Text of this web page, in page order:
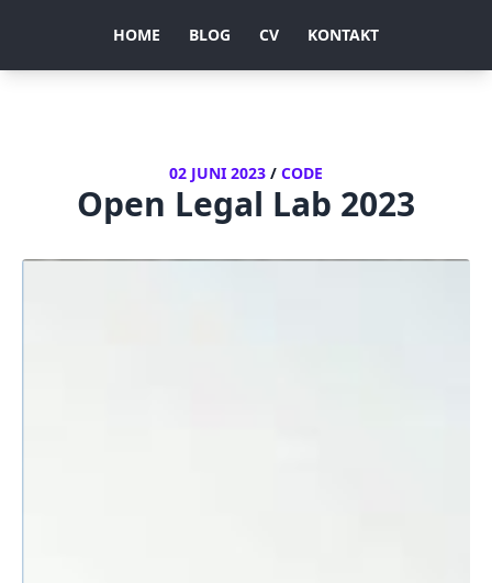
HOME BLOG CV KONTAKT
02 JUNI 2023 / CODE
Open Legal Lab 2023